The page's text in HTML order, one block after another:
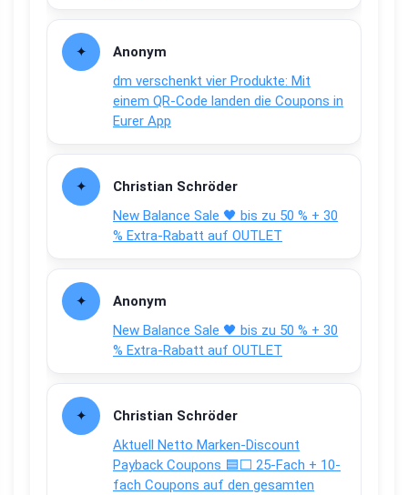
Anonym
dm verschenkt vier Produkte: Mit
einem QR-Code landen die Coupons in
Eurer App
Christian Schröder
New Balance Sale 🖤 bis zu 50 % + 30
% Extra-Rabatt auf OUTLET
Anonym
New Balance Sale 🖤 bis zu 50 % + 30
% Extra-Rabatt auf OUTLET
Christian Schröder
Aktuell Netto Marken-Discount
Payback Coupons 🟦⬜ 25-Fach + 10-
fach Coupons auf den gesamten